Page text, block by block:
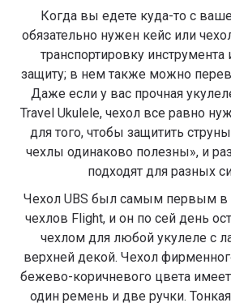
Когда вы едете куда-то с
обязательно нужен кейс или
транспортировку инструмента
защиту; в нем также можно
Даже если у вас прочная
Travel Ukulele, чехол все равно
для того, чтобы защитить
чехлы одинаково полезны», и
подходят для разных
Чехол UBS был самым первым в
чехлов Flight, и он по сей день
чехлом для любой укулеле с
верхней декой. Чехол
бежево-коричневого цвета
один ремень и две ручки.